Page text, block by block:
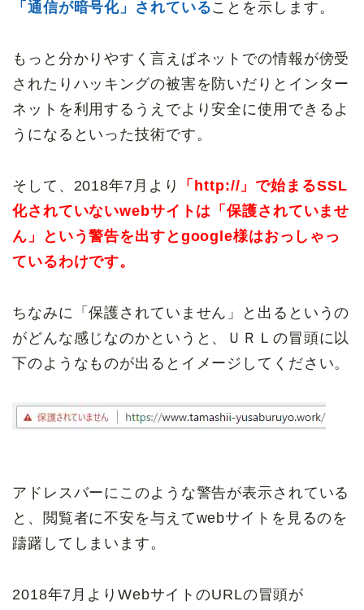
「通信が暗号化」されていることを示します。
もっと分かりやすく言えばネットでの情報が傍受
されたりハッキングの被害を防いだりとインター
ネットを利用するうえでより安全に使用できるよ
うになるといった技術です。
そして、2018年7月より
「http://」で始まるSSL
化されていないwebサイトは「保護されていませ
ん」という警告を出すとgoogle様はおっしゃっ
ているわけです。
ちなみに「保護されていません」と出るというの
がどんな感じなのかというと、ＵＲＬの冒頭に以
下のようなものが出るとイメージしてください。
アドレスバーにこのような警告が表示されている
と、閲覧者に不安を与えてwebサイトを見るのを
躊躇してしまいます。
2018年7月よりWebサイトのURLの冒頭が